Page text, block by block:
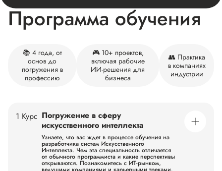
Программа обучения
📚 4 года, от
основ до
погружения в
профессию
🎮 10+ проектов,
включая рабочие
ИИ-решения для
бизнеса
👥 Практика
в компаниях
индустрии
1 Курс Погружение в сферу
искусственного интеллекта
Узнаете, что вас ждет в процессе обучения на
разработчика систем Искусственного
Интеллекта. Чем эта специальность отличается
от обычного программиста и какие перспективы
открываются. Познакомитесь с ИТ-рынком,